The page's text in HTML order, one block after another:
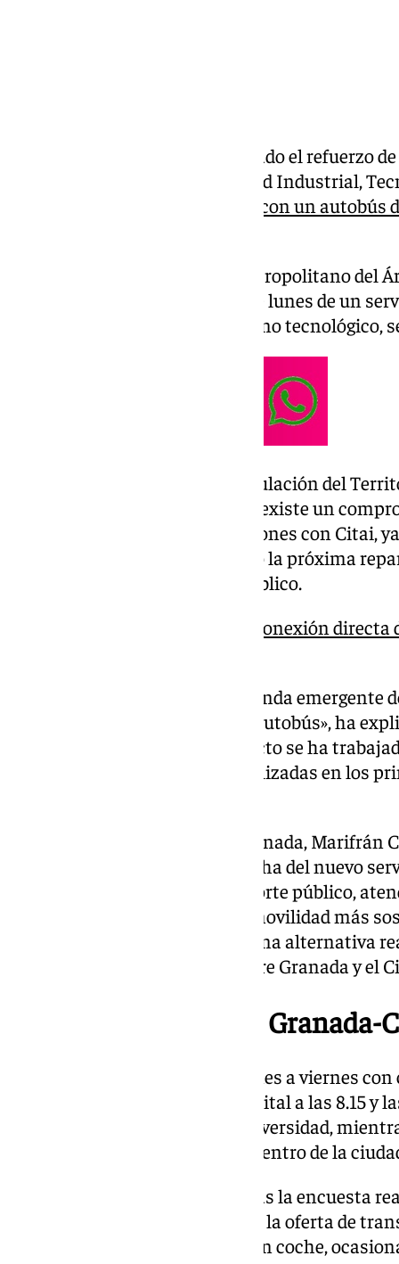
La Junta de Andalucía ha activado el refuerzo
transporte público con la Ciudad Industrial,
con un autobús
El Consorcio de Transporte Metropolitano del
funcionamiento a partir de este lunes de un
Granada capital hasta el polígono tecnológico,
La consejera de Fomento, Articulación del
indicado que desde el principio existe un
andaluz por reforzar las conexiones con Citai,
ensanche y mejora de la A-338 o la próxima
por la mejora del transporte público.
Granada contará con una conexión
«Somos conscientes de la demanda emergente
respuesta con más servicio de autobús», ha
señalado que este autobús directo se ha
base a estudios y encuestas realizadas en los
Por su parte, la alcaldesa de Granada, Marifrán
de Andalucía la puesta en marcha del nuevo
avance en la mejora del transporte público,
un impulso para el modelo de movilidad más
trabajadores e investigadores una alternativa
paso más en la vinculación entre Granada y el
Horarios del autobús Granada-
El nuevo servicio operará de lunes a viernes
y dos de vuelta-. Saldrá de la capital a las 8.15 y
Lidl, Amazon y la sede de la Universidad,
desde el polígono industrial al centro de la
Esos horarios se han elegido tras la encuesta
de mayor actividad y ajustar así la oferta de
aumento de desplazamientos en coche,